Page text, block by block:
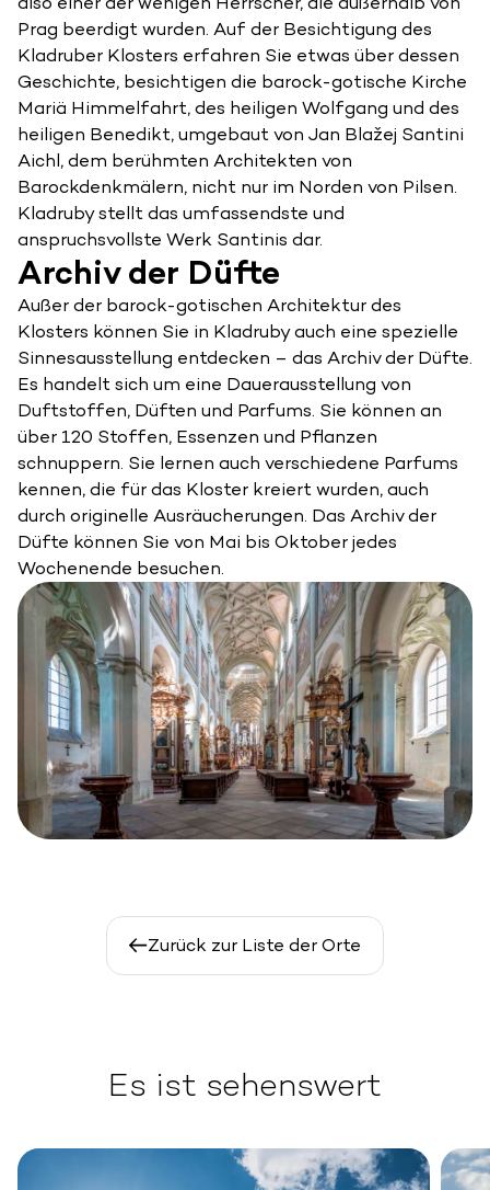
Prag beerdigt wurden. Auf der Besichtigung des
Kladruber Klosters erfahren Sie etwas über dessen
Geschichte, besichtigen die barock-gotische Kirche
Mariä Himmelfahrt, des heiligen Wolfgang und des
heiligen Benedikt, umgebaut von Jan Blažej Santini
Aichl, dem berühmten Architekten von
Barockdenkmälern, nicht nur im Norden von Pilsen.
Kladruby stellt das umfassendste und
anspruchsvollste Werk Santinis dar.
Archiv der Düfte
Außer der barock-gotischen Architektur des
Klosters können Sie in Kladruby auch eine spezielle
Sinnesausstellung entdecken – das Archiv der Düfte.
Es handelt sich um eine Dauerausstellung von
Duftstoffen, Düften und Parfums. Sie können an
über 120 Stoffen, Essenzen und Pflanzen
schnuppern. Sie lernen auch verschiedene Parfums
kennen, die für das Kloster kreiert wurden, auch
durch originelle Ausräucherungen. Das Archiv der
Düfte können Sie von Mai bis Oktober jedes
Wochenende besuchen.
Zurück zur Liste der Orte
Es ist sehenswert